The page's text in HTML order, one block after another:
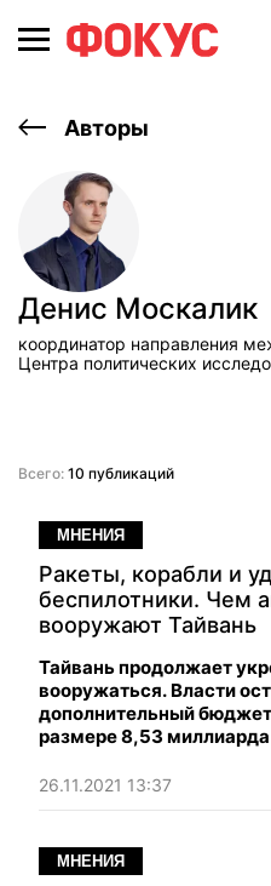
Авторы
Денис Москалик
координатор направления
Центра политических
Всего: 10 публикаций
МНЕНИЯ
Ракеты, корабли и
беспилотники. Чем
вооружают Тайвань
Тайвань продолжает
вооружаться. Власти
дополнительный
размере 8,53
26.11.2021 13:37
МНЕНИЯ